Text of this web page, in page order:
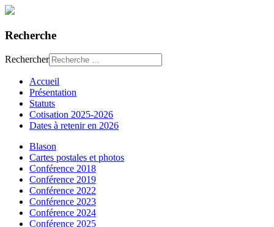
Recherche
Rechercher
Accueil
Présentation
Statuts
Cotisation 2025-2026
Dates à retenir en 2026
Blason
Cartes postales et photos
Conférence 2018
Conférence 2019
Conférence 2022
Conférence 2023
Conférence 2024
Conférence 2025